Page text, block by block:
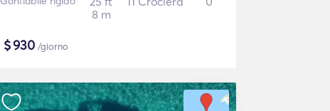
8 m
$930 /giorno